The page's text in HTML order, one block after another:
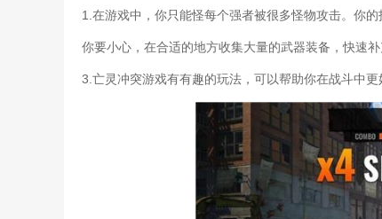
冲突与世界游戏攻略(
魔域手游亡灵新区攻略(
部落冲突单机箭头攻略
魔域手游亡灵新区攻
部落冲突单机箭头攻
部落冲突单机箭头攻
手机游戏亡灵攻略(手
部落冲突手游新手攻略(
手机游戏亡灵攻略(亡灵
1.在游戏中，你只能怪每个强者被很多怪物攻击。你的
你要小心，在合适的地方收集大量的武器装备，快速补
3.亡灵冲突游戏有有趣的玩法，可以帮助你在战斗中更